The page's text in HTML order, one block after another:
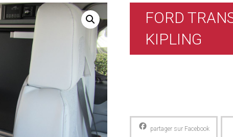
FORD
KIPLING
Facebook